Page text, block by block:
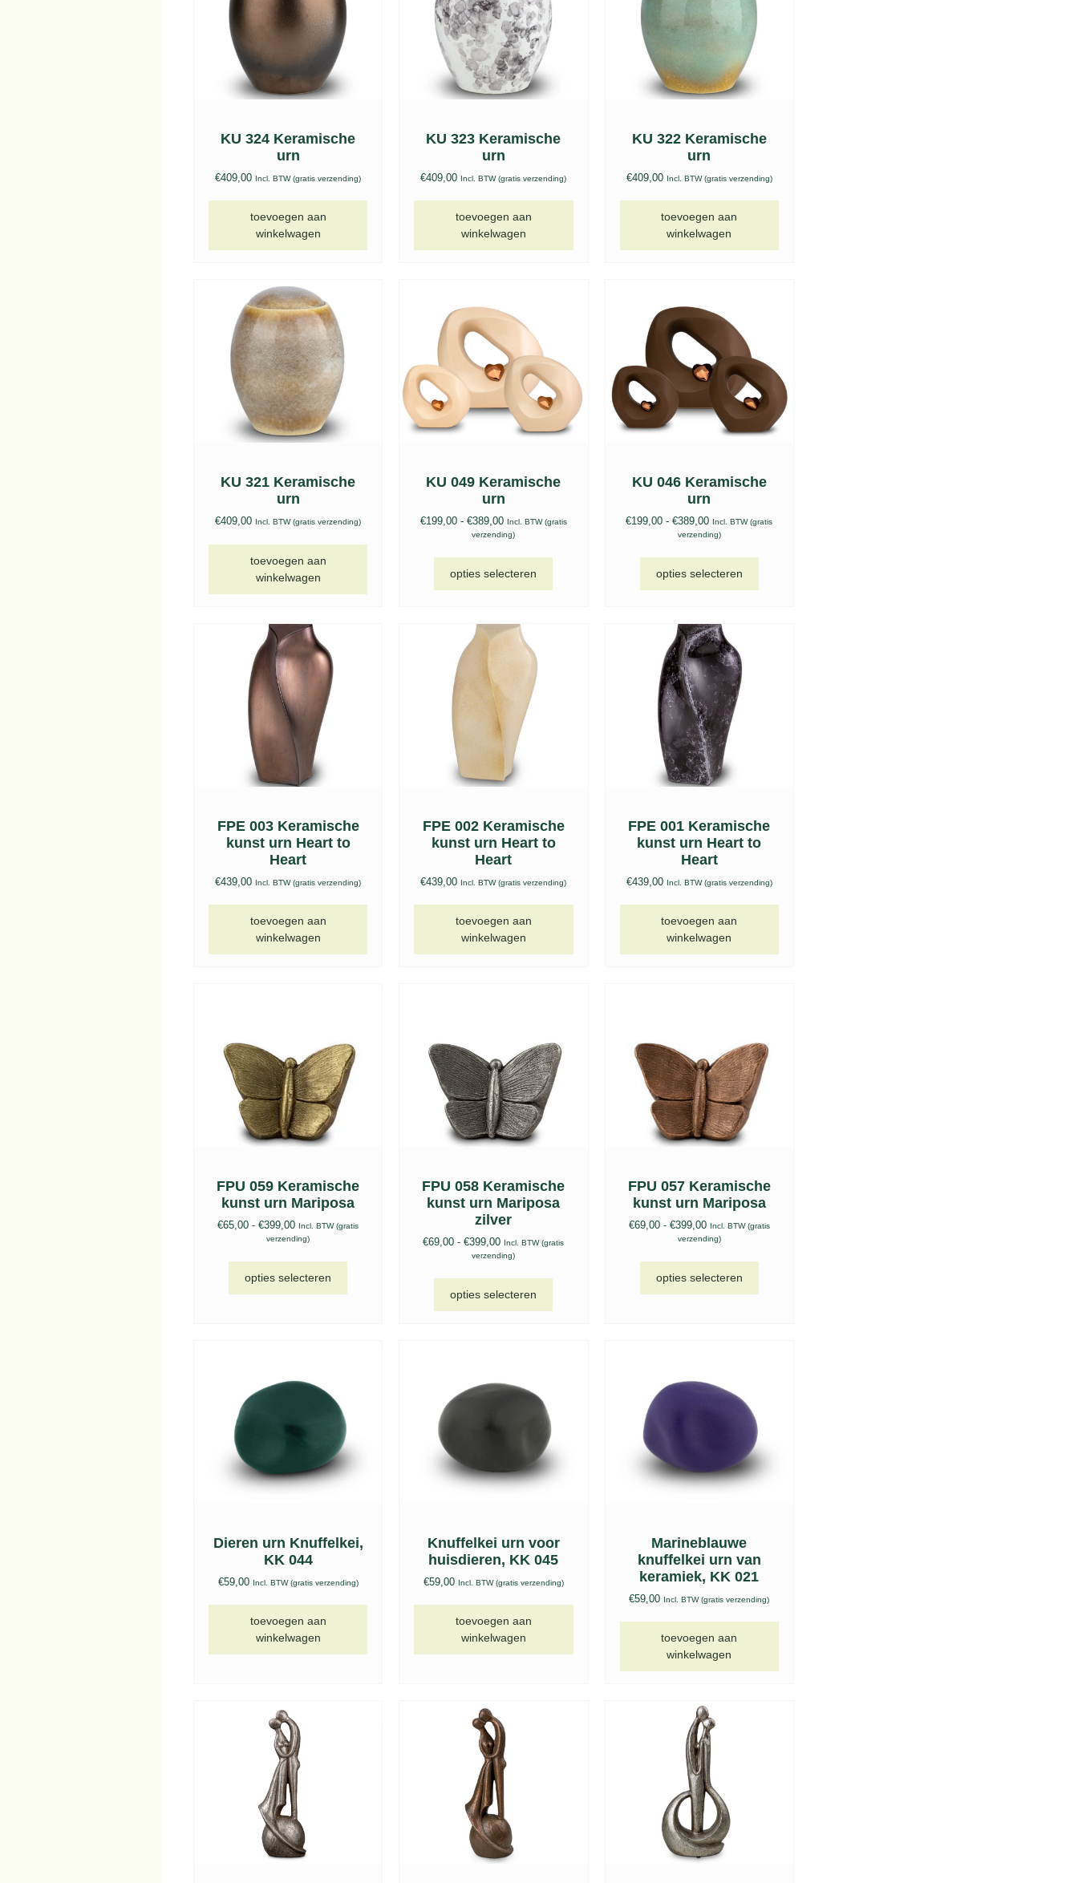
KU 324 Keramische
urn
€409,00 Incl. BTW (gratis verzending)
toevoegen aan
winkelwagen
KU 323 Keramische
urn
€409,00 Incl. BTW (gratis verzending)
toevoegen aan
winkelwagen
KU 322 Keramische
urn
€409,00 Incl. BTW (gratis verzending)
toevoegen aan
winkelwagen
KU 321 Keramische
urn
€409,00 Incl. BTW (gratis verzending)
toevoegen aan
winkelwagen
KU 049 Keramische
urn
€199,00 - €389,00
Incl. BTW (gratis
verzending)
opties selecteren
KU 046 Keramische
urn
€199,00 - €389,00
Incl. BTW (gratis
verzending)
opties selecteren
FPE 003 Keramische
kunst urn Heart to
Heart
€439,00 Incl. BTW (gratis verzending)
toevoegen aan
winkelwagen
FPE 002 Keramische
kunst urn Heart to
Heart
€439,00 Incl. BTW (gratis verzending)
toevoegen aan
winkelwagen
FPE 001 Keramische
kunst urn Heart to
Heart
€439,00 Incl. BTW (gratis verzending)
toevoegen aan
winkelwagen
FPU 059 Keramische
kunst urn Mariposa
€65,00 - €399,00 Incl. BTW (gratis
verzending)
opties selecteren
FPU 058 Keramische
kunst urn Mariposa
zilver
€69,00 - €399,00 Incl. BTW (gratis
verzending)
opties selecteren
FPU 057 Keramische
kunst urn Mariposa
€69,00 - €399,00 Incl. BTW (gratis
verzending)
opties selecteren
Dieren urn Knuffelkei,
KK 044
€59,00 Incl. BTW (gratis verzending)
toevoegen aan
winkelwagen
Knuffelkei urn voor
huisdieren, KK 045
€59,00 Incl. BTW (gratis verzending)
toevoegen aan
winkelwagen
Marineblauwe
knuffelkei urn van
keramiek, KK 021
€59,00 Incl. BTW (gratis verzending)
toevoegen aan
winkelwagen